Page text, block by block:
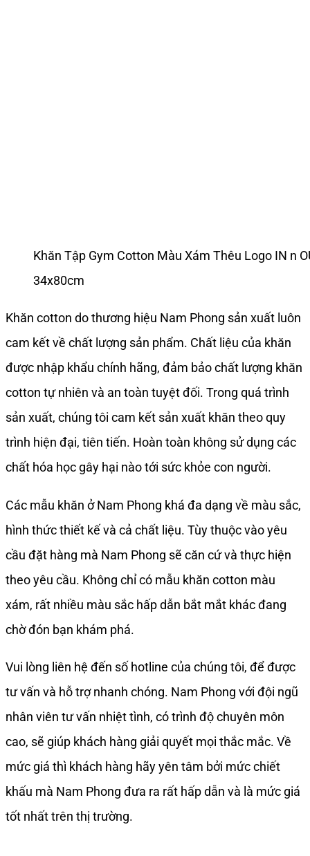
Khăn Tập Gym Cotton Màu Xám Thêu Logo IN n
34x80cm
Khăn cotton do thương hiệu Nam Phong sản xuất luôn
cam kết về chất lượng sản phẩm. Chất liệu của khăn
được nhập khẩu chính hãng, đảm bảo chất lượng khăn
cotton tự nhiên và an toàn tuyệt đối. Trong quá trình
sản xuất, chúng tôi cam kết sản xuất khăn theo quy
trình hiện đại, tiên tiến. Hoàn toàn không sử dụng các
chất hóa học gây hại nào tới sức khỏe con người.
Các mẫu khăn ở Nam Phong khá đa dạng về màu sắc,
hình thức thiết kế và cả chất liệu. Tùy thuộc vào yêu
cầu đặt hàng mà Nam Phong sẽ căn cứ và thực hiện
theo yêu cầu. Không chỉ có mẫu khăn cotton màu
xám, rất nhiều màu sắc hấp dẫn bắt mắt khác đang
chờ đón bạn khám phá.
Vui lòng liên hệ đến số hotline của chúng tôi, để được
tư vấn và hỗ trợ nhanh chóng. Nam Phong với đội ngũ
nhân viên tư vấn nhiệt tình, có trình độ chuyên môn
cao, sẽ giúp khách hàng giải quyết mọi thắc mắc. Về
mức giá thì khách hàng hãy yên tâm bởi mức chiết
khấu mà Nam Phong đưa ra rất hấp dẫn và là mức giá
tốt nhất trên thị trường.